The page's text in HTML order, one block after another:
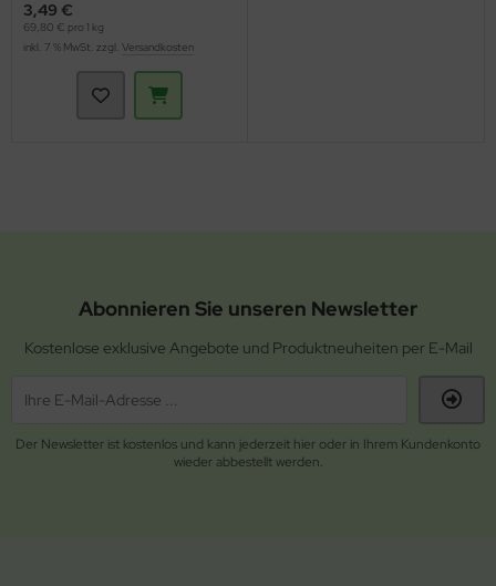
3,49 €
69,80 € pro 1 kg
inkl. 7 % MwSt. zzgl. Versandkosten
Abonnieren Sie unseren Newsletter
Kostenlose exklusive Angebote und Produktneuheiten per E-Mail
Der Newsletter ist kostenlos und kann jederzeit hier oder in Ihrem Kundenkonto
wieder abbestellt werden.